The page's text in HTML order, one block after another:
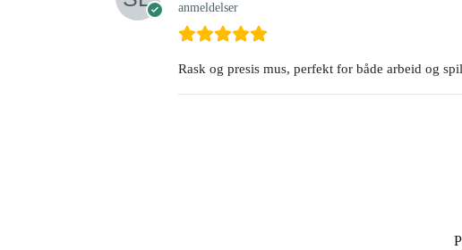
anmeldelser
Rask og presis mus, perfekt for både arbeid og